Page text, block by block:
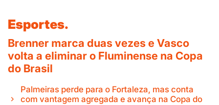
Esportes.
Brenner marca duas vezes e Vasco
volta a eliminar o Fluminense na Copa
do Brasil
Palmeiras perde para o Fortaleza, mas conta
com vantagem agregada e avança na Copa do